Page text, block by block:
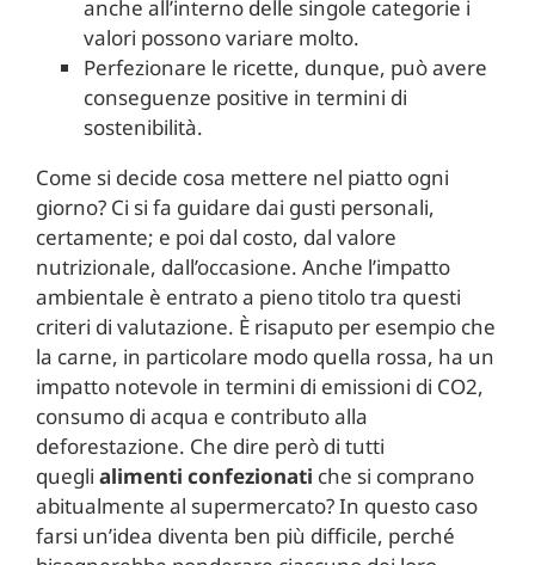
anche all’interno delle singole categorie i
valori possono variare molto.
Perfezionare le ricette, dunque, può avere
conseguenze positive in termini di
sostenibilità.
Come si decide cosa mettere nel piatto ogni
giorno? Ci si fa guidare dai gusti personali,
certamente; e poi dal costo, dal valore
nutrizionale, dall’occasione. Anche l’impatto
ambientale è entrato a pieno titolo tra questi
criteri di valutazione. È risaputo per esempio che
la carne, in particolare modo quella rossa, ha un
impatto notevole in termini di emissioni di CO2,
consumo di acqua e contributo alla
deforestazione. Che dire però di tutti
quegli alimenti confezionati che si comprano
abitualmente al supermercato? In questo caso
farsi un’idea diventa ben più difficile, perché